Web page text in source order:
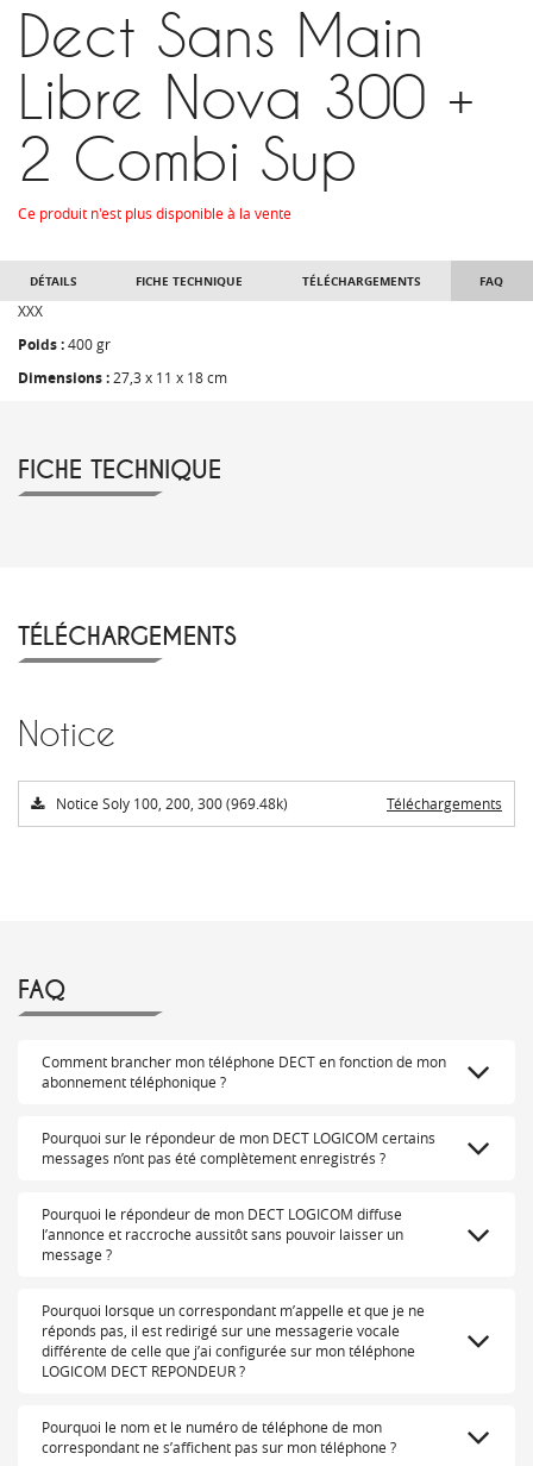
Dect Sans Main
Libre Nova 300 +
2 Combi Sup
Ce produit n'est plus disponible à la vente
DÉTAILS FICHE TECHNIQUE TÉLÉCHARGEMENTS FAQ
XXX
Poids :400 gr
Dimensions :27,3 x 11 x 18 cm
FICHE TECHNIQUE
TÉLÉCHARGEMENTS
Notice
Notice Soly 100, 200, 300 (969.48k) Téléchargements
FAQ
Comment brancher mon téléphone DECT en fonction de mon
abonnement téléphonique ?
Pourquoi sur le répondeur de mon DECT LOGICOM certains
messages n’ont pas été complètement enregistrés ?
Pourquoi le répondeur de mon DECT LOGICOM diffuse
l’annonce et raccroche aussitôt sans pouvoir laisser un
message ?
Pourquoi lorsque un correspondant m’appelle et que je ne
réponds pas, il est redirigé sur une messagerie vocale
différente de celle que j’ai configurée sur mon téléphone
LOGICOM DECT REPONDEUR ?
Pourquoi le nom et le numéro de téléphone de mon
correspondant ne s’affichent pas sur mon téléphone ?